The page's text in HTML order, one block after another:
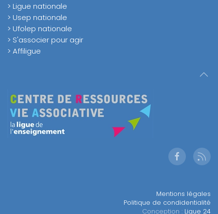
> Ligue nationale
> Usep nationale
> Ufolep nationale
> S'associer pour agir
> Affiligue
Mentions légales
Politique de condidentialité
Conception : Ligue 24